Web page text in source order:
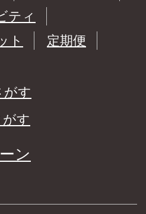
ティ
ト
定期便
がす
す
ン